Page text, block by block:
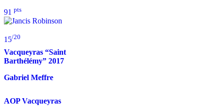
91 pts
15/20
Vacqueyras “Saint
Barthélémy” 2017
Gabriel Meffre
AOP Vacqueyras